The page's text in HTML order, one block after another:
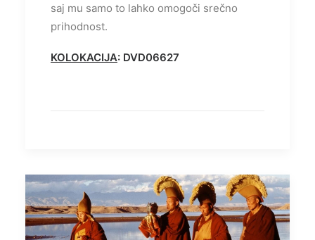
saj mu samo to lahko omogoči srečno
prihodnost.
KOLOKACIJA: DVD06627